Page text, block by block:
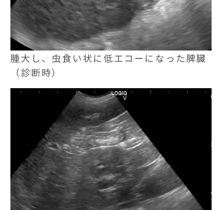
腫大し、虫食い状に低エコーになった脾臓
（診断時）